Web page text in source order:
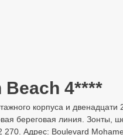
Beach 4****
корпуса и
береговая линия. Зонты,
Адрес: Boulevard